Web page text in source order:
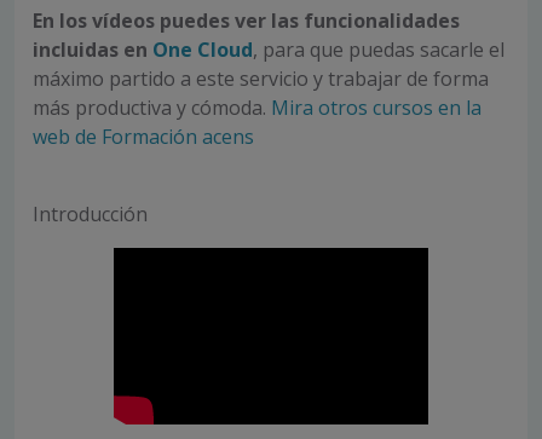
En los vídeos puedes ver las funcionalidades
incluidas en One Cloud, para que puedas sacarle el
máximo partido a este servicio y trabajar de forma
más productiva y cómoda. Mira otros cursos en la
web de Formación acens
Introducción